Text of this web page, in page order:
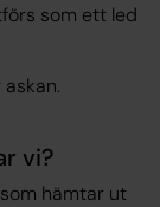
som ett led
vi?
hämtar ut